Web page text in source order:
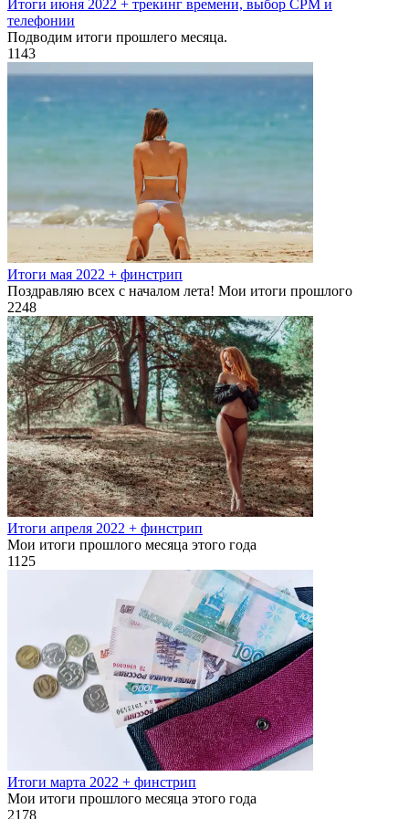
Итоги июня 2022 + трекинг времени, выбор СРМ и
телефонии
Подводим итоги прошлего месяца.
1143
Итоги мая 2022 + финстрип
Поздравляю всех с началом лета! Мои итоги прошлого
2248
Итоги апреля 2022 + финстрип
Мои итоги прошлого месяца этого года
1125
Итоги марта 2022 + финстрип
Мои итоги прошлого месяца этого года
2178